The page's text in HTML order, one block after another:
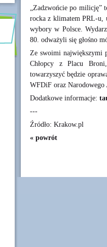
„Zadzwońcie po milicję”
rocka z klimatem PRL-u,
wybory w Polsce.
80. odważyli się głośno
Ze swoimi największymi
Chłopcy z Placu
towarzyszyć będzie
WFDiF oraz
Dodatkowe informacje:
---
Źródło: Krakow.pl
« powrót